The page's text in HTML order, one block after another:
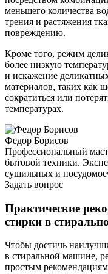
меньшего количества
трения и растяжения
повреждению.
Кроме того, режим
более низкую
и искажение
материалов, таких как
сократиться или
температурах.
Федор Борисов
Профессиональный
бытовой техники.
сушильных и
Задать вопрос
Практические
стирки в
Чтобы достичь
в стиральной машине,
простым